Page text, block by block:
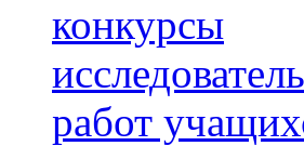
конкурсы
работ